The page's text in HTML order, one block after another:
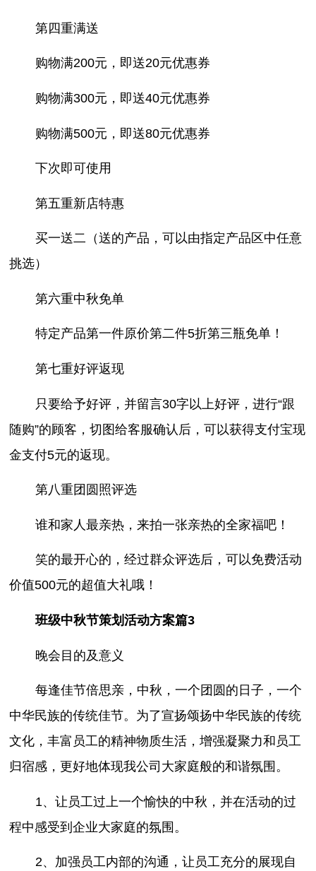
第四重满送
购物满200元，即送20元优惠券
购物满300元，即送40元优惠券
购物满500元，即送80元优惠券
下次即可使用
第五重新店特惠
买一送二（送的产品，可以由指定产品区中任意
挑选）
第六重中秋免单
特定产品第一件原价第二件5折第三瓶免单！
第七重好评返现
只要给予好评，并留言30字以上好评，进行“跟
随购”的顾客，切图给客服确认后，可以获得支付宝现
金支付5元的返现。
第八重团圆照评选
谁和家人最亲热，来拍一张亲热的全家福吧！
笑的最开心的，经过群众评选后，可以免费活动
价值500元的超值大礼哦！
班级中秋节策划活动方案篇3
晚会目的及意义
每逢佳节倍思亲，中秋，一个团圆的日子，一个
中华民族的传统佳节。为了宣扬颂扬中华民族的传统
文化，丰富员工的精神物质生活，增强凝聚力和员工
归宿感，更好地体现我公司大家庭般的和谐氛围。
1、让员工过上一个愉快的中秋，并在活动的过
程中感受到企业大家庭的氛围。
2、加强员工内部的沟通，让员工充分的展现自